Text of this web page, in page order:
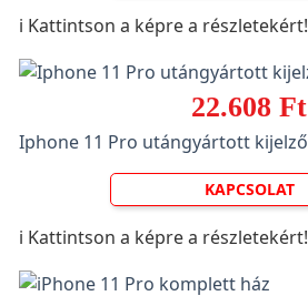
ℹ️ Kattintson a képre a részletekért!
22.608 Ft
Iphone 11 Pro utángyártott kijelző
KAPCSOLAT
ℹ️ Kattintson a képre a részletekért!